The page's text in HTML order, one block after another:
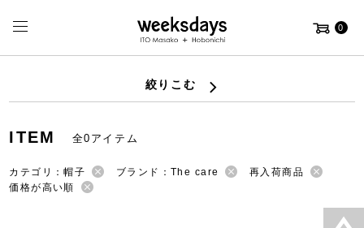
0
絞りこむ
ITEM 全0アイテム
カテゴリ：帽子 ブランド：The care
再入荷商品
価格が高い順